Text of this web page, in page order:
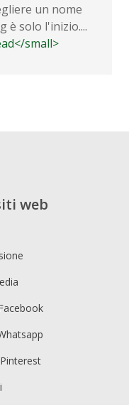
un nome
è solo l'inizio....
small>
web